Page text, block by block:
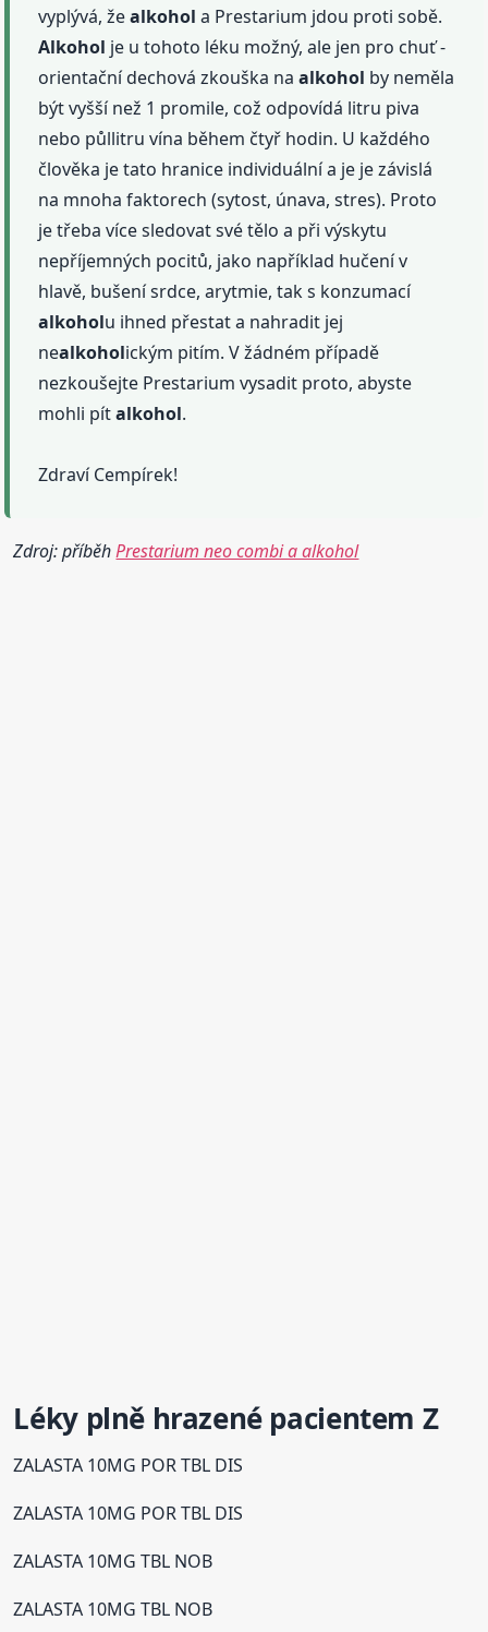
vyplývá, žealkohol a Prestarium jdou proti sobě.
Alkohol je u tohoto léku možný, ale jen pro chuť -
orientační dechová zkouška naalkohol by neměla
být vyšší než 1 promile, což odpovídá litru piva
nebo půllitru vína během čtyř hodin. U každého
člověka je tato hranice individuální a je je závislá
na mnoha faktorech (sytost, únava, stres). Proto
je třeba více sledovat své tělo a při výskytu
nepříjemných pocitů, jako například hučení v
hlavě, bušení srdce, arytmie, tak s konzumací
alkoholu ihned přestat a nahradit jej
nealkoholickým pitím. V žádném případě
nezkoušejte Prestarium vysadit proto, abyste
mohli pítalkohol.
Zdraví Cempírek!
Zdroj: příběhPrestarium neo combi a alkohol
Léky plně hrazené pacientem Z
ZALASTA 10MG POR TBL DIS
ZALASTA 10MG POR TBL DIS
ZALASTA 10MG TBL NOB
ZALASTA 10MG TBL NOB